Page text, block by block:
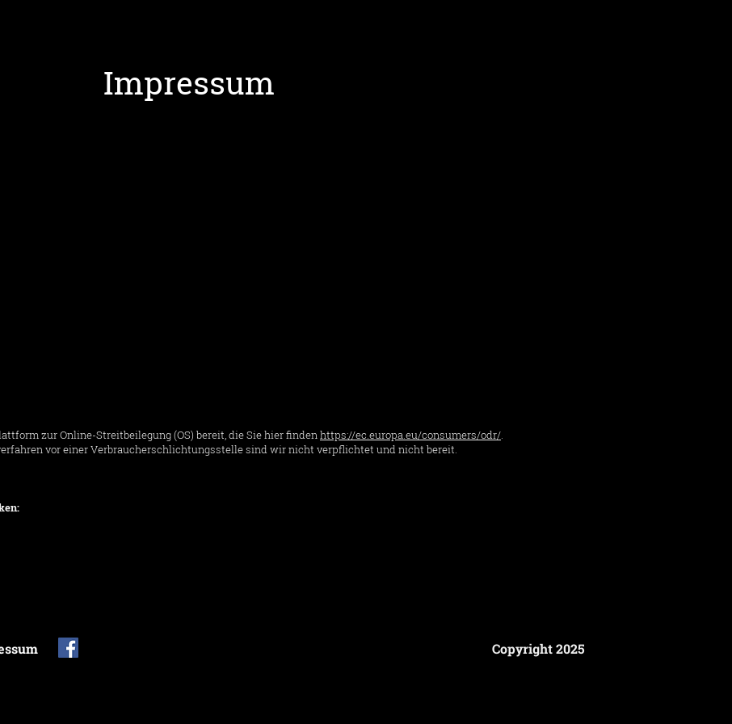
Impressum
zur Online-Streitbeilegung (OS) bereit, die Sie hier findenhttps://ec.europa.eu/consumers/odr/.
vor einer Verbraucherschlichtungsstelle sind wir nicht verpflichtet und nicht bereit.
Copyright 2025